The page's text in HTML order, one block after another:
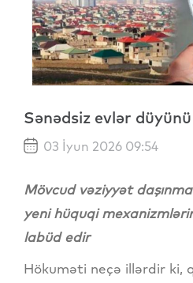
Sənədsiz evlər
03 İyun 2026 09:54
Mövcud vəziyyət
yeni hüquqi
labüd edir
Hökuməti neçə illərdir ki,